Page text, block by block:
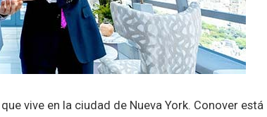
vive en la ciudad de Nueva York. Conover está